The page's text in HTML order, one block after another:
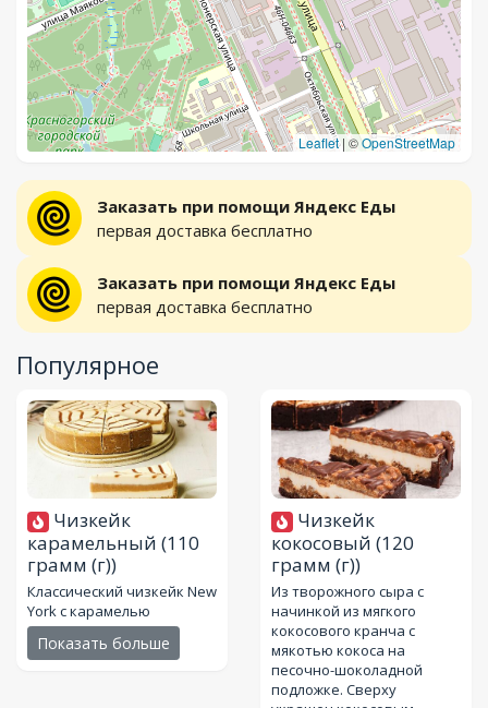
Leaflet | ©OpenStreetMap
Заказать при помощи Яндекс Еды
первая доставка бесплатно
Заказать при помощи Яндекс Еды
первая доставка бесплатно
Популярное
Чизкейк
карамельный (110
грамм (г))
Классический чизкейк New
York с карамелью
Показать больше
Чизкейк
кокосовый (120
грамм (г))
Из творожного сыра с
начинкой из мягкого
кокосового кранча с
мякотью кокоса на
песочно-шоколадной
подложке. Сверху